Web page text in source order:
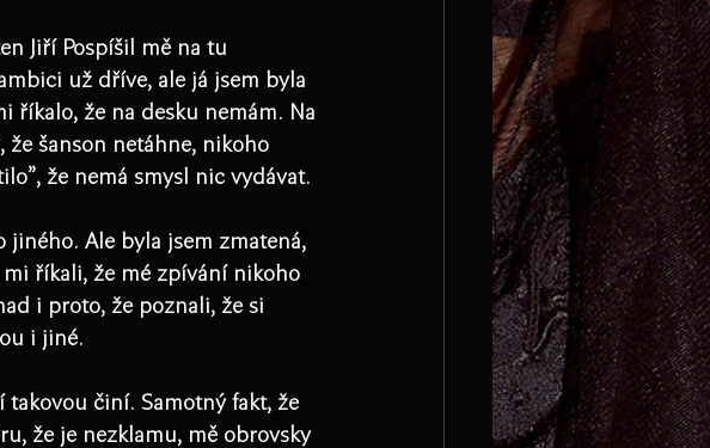
Jiří Pospíšil mě na tu
už dříve, ale já jsem byla
říkalo, že na desku nemám. Na
šanson netáhne, nikoho
že nemá smysl nic vydávat.
jiného. Ale byla jsem zmatená,
říkali, že mé zpívání nikoho
i proto, že poznali, že si
i jiné.​
takovou činí. Samotný fakt, že
že je nezklamu, mě obrovsky